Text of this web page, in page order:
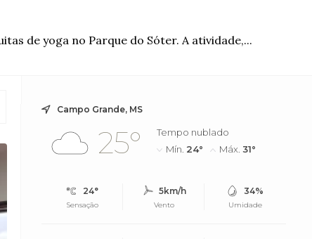
de yoga no Parque do Sóter. A atividade,...
Campo Grande, MS
25°
Tempo nublado
Mín. 24° Máx.31°
24°
Sensação
5km/h
Vento
34%
Umidade